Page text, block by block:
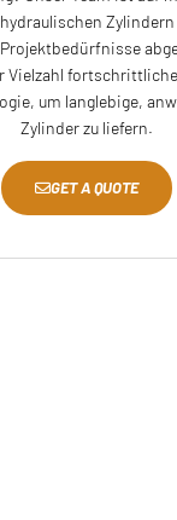
Vielzahl
um langlebige,
Zylinder zu liefern.
GET A QUOTE